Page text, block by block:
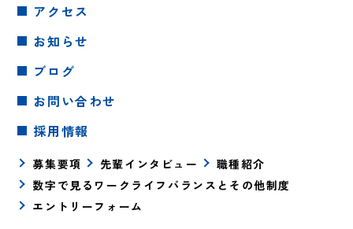
アクセス
お知らせ
ブログ
お問い合わせ
採用情報
募集要項 先輩インタビュー
職種紹介
数字で見るワークライフバランスとその他制度
エントリーフォーム